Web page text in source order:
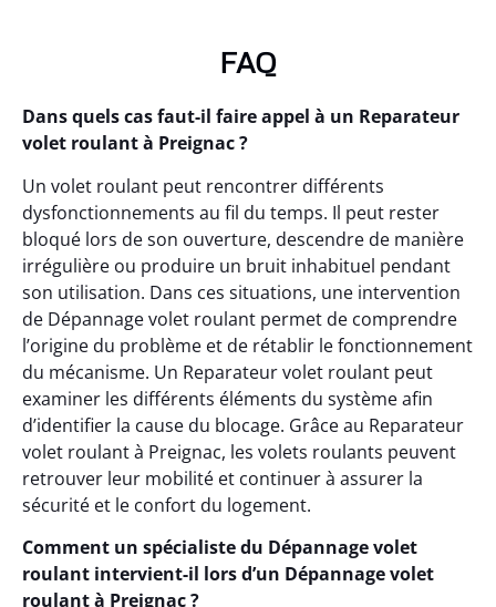
FAQ
Dans quels cas faut-il faire appel à un Reparateur
volet roulant à Preignac ?
Un volet roulant peut rencontrer différents
dysfonctionnements au fil du temps. Il peut rester
bloqué lors de son ouverture, descendre de manière
irrégulière ou produire un bruit inhabituel pendant
son utilisation. Dans ces situations, une intervention
de Dépannage volet roulant permet de comprendre
l’origine du problème et de rétablir le fonctionnement
du mécanisme. Un Reparateur volet roulant peut
examiner les différents éléments du système afin
d’identifier la cause du blocage. Grâce au Reparateur
volet roulant à Preignac, les volets roulants peuvent
retrouver leur mobilité et continuer à assurer la
sécurité et le confort du logement.
Comment un spécialiste du Dépannage volet
roulant intervient-il lors d’un Dépannage volet
roulant à Preignac ?